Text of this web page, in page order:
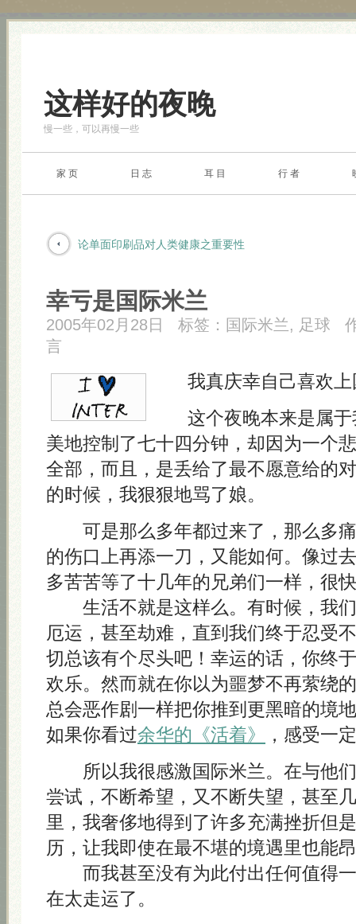
这样好的夜晚
慢一些，可以再慢一些
家 页 日 志 耳 目 行 者
论单面印刷品对人类健康之重要性
幸亏是国际米兰
2005年02月28日 标签： 国际米兰, 足球
言
我真庆幸自己喜欢上
这个夜晚本来是属于
美地控制了七十四分钟，却因为一个
全部，而且，是丢给了最不愿意给的
的时候，我狠狠地骂了娘。
可是那么多年都过来了，那么多痛
的伤口上再添一刀，又能如何。像过
多苦苦等了十几年的兄弟们一样，很
生活不就是这样么。有时候，我们
厄运，甚至劫难，直到我们终于忍受
切总该有个尽头吧！幸运的话，你终
欢乐。然而就在你以为噩梦不再萦绕
总会恶作剧一样把你推到更黑暗的境
如果你看过余华的《活着》
，感受一
所以我很感激国际米兰。在与他们
尝试，不断希望，又不断失望，甚至
里，我奢侈地得到了许多充满挫折但
历，让我即使在最不堪的境遇里也能
而我甚至没有为此付出任何值得一
在太走运了。